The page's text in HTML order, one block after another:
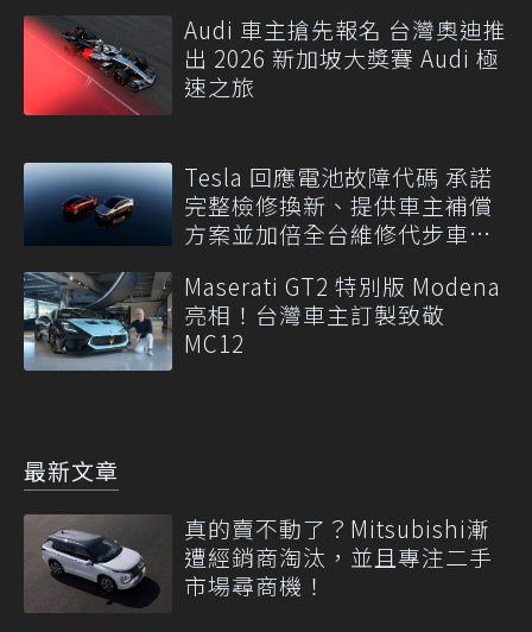
Audi 車主搶先報名 台灣奧迪推
出 2026 新加坡大獎賽 Audi 極
速之旅
Tesla 回應電池故障代碼 承諾
完整檢修換新、提供車主補償
方案並加倍全台維修代步車數
Maserati GT2 特別版 Modena
亮相！台灣車主訂製致敬
MC12
最新文章
真的賣不動了？Mitsubishi漸
遭經銷商淘汰，並且專注二手
市場尋商機！